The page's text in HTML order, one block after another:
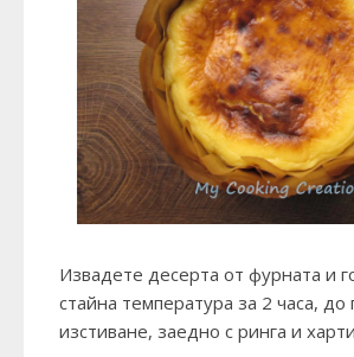
Извадете десерта от фурната и
стайна температура за 2 часа,
изстиване, заедно с ринга и